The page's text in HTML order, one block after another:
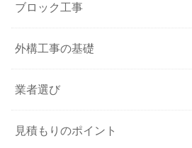
ブロック工事
外構工事の基礎
業者選び
見積もりのポイント